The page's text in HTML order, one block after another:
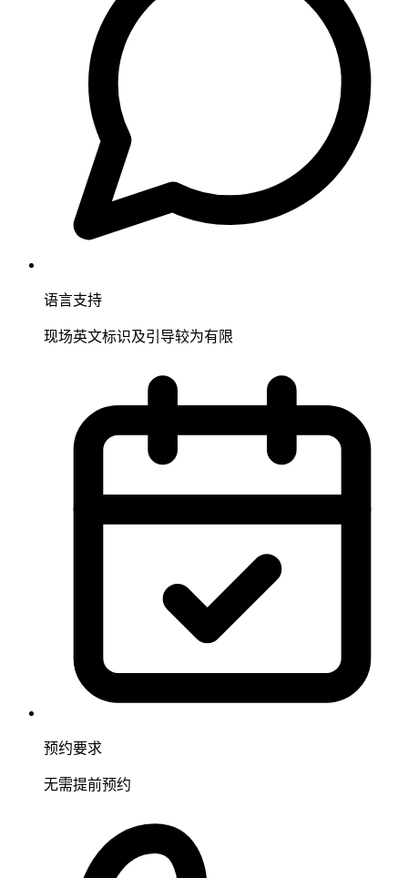
语言支持
现场英文标识及引导较为有限
预约要求
无需提前预约